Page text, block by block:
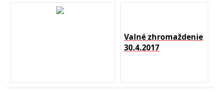
Valné zhromaždenie
30.4.2017